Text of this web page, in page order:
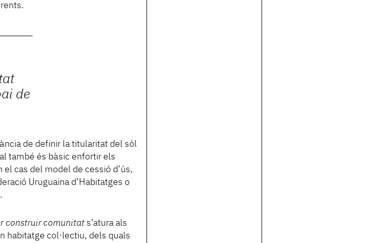
de
de definir la titularitat del sòl
també és bàsic enfortir els
cas del model de cessió d’ús,
Uruguaina d’Habitatges o
construir comunitat s’atura als
habitatge col·lectiu, dels quals